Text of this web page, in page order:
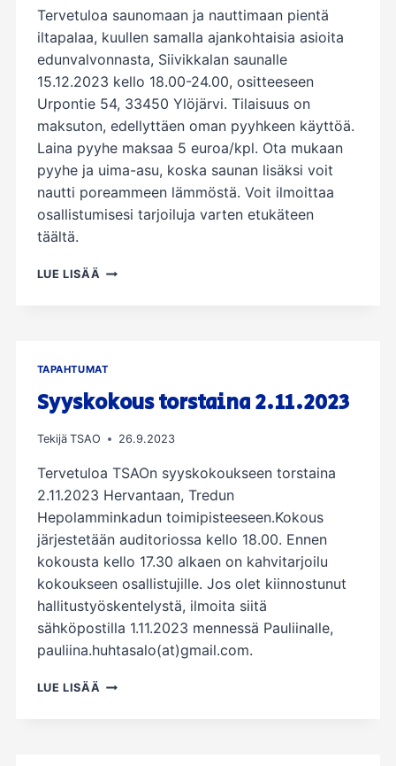
Tervetuloa saunomaan ja nauttimaan pientä
iltapalaa, kuullen samalla ajankohtaisia asioita
edunvalvonnasta, Siivikkalan saunalle
15.12.2023 kello 18.00-24.00, ositteeseen
Urpontie 54, 33450 Ylöjärvi. Tilaisuus on
maksuton, edellyttäen oman pyyhkeen käyttöä.
Laina pyyhe maksaa 5 euroa/kpl. Ota mukaan
pyyhe ja uima-asu, koska saunan lisäksi voit
nautti poreammeen lämmöstä. Voit ilmoittaa
osallistumisesi tarjoiluja varten etukäteen
täältä.
LUE LISÄÄ JOULUSAUNA
TAPAHTUMAT
Syyskokous torstaina 2.11.2023
Tekijä TSAO 26.9.2023
Tervetuloa TSAOn syyskokoukseen torstaina
2.11.2023 Hervantaan, Tredun
Hepolamminkadun toimipisteeseen.Kokous
järjestetään auditoriossa kello 18.00. Ennen
kokousta kello 17.30 alkaen on kahvitarjoilu
kokoukseen osallistujille. Jos olet kiinnostunut
hallitustyöskentelystä, ilmoita siitä
sähköpostilla 1.11.2023 mennessä Pauliinalle,
pauliina.huhtasalo(at)gmail.com.
LUE LISÄÄ SYYSKOKOUS